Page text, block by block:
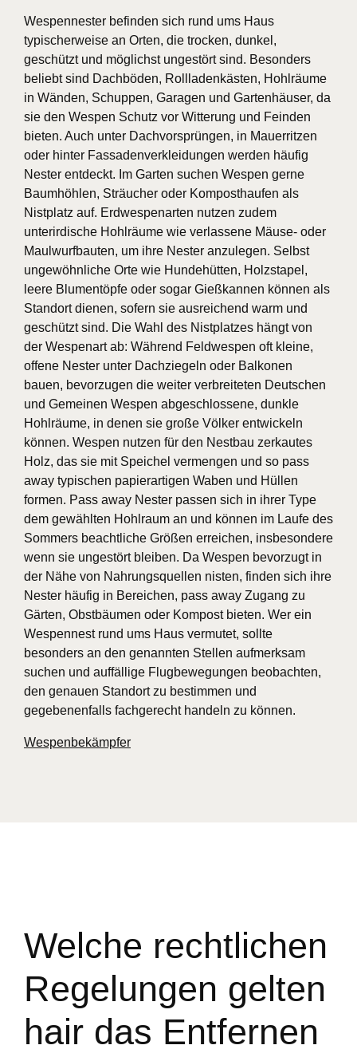
Wespennester befinden sich rund ums Haus
typischerweise an Orten, die trocken, dunkel,
geschützt und möglichst ungestört sind. Besonders
beliebt sind Dachböden, Rollladenkästen, Hohlräume
in Wänden, Schuppen, Garagen und Gartenhäuser, da
sie den Wespen Schutz vor Witterung und Feinden
bieten. Auch unter Dachvorsprüngen, in Mauerritzen
oder hinter Fassadenverkleidungen werden häufig
Nester entdeckt. Im Garten suchen Wespen gerne
Baumhöhlen, Sträucher oder Komposthaufen als
Nistplatz auf. Erdwespenarten nutzen zudem
unterirdische Hohlräume wie verlassene Mäuse- oder
Maulwurfbauten, um ihre Nester anzulegen. Selbst
ungewöhnliche Orte wie Hundehütten, Holzstapel,
leere Blumentöpfe oder sogar Gießkannen können als
Standort dienen, sofern sie ausreichend warm und
geschützt sind. Die Wahl des Nistplatzes hängt von
der Wespenart ab: Während Feldwespen oft kleine,
offene Nester unter Dachziegeln oder Balkonen
bauen, bevorzugen die weiter verbreiteten Deutschen
und Gemeinen Wespen abgeschlossene, dunkle
Hohlräume, in denen sie große Völker entwickeln
können. Wespen nutzen für den Nestbau zerkautes
Holz, das sie mit Speichel vermengen und so pass
away typischen papierartigen Waben und Hüllen
formen. Pass away Nester passen sich in ihrer Type
dem gewählten Hohlraum an und können im Laufe des
Sommers beachtliche Größen erreichen, insbesondere
wenn sie ungestört bleiben. Da Wespen bevorzugt in
der Nähe von Nahrungsquellen nisten, finden sich ihre
Nester häufig in Bereichen, pass away Zugang zu
Gärten, Obstbäumen oder Kompost bieten. Wer ein
Wespennest rund ums Haus vermutet, sollte
besonders an den genannten Stellen aufmerksam
suchen und auffällige Flugbewegungen beobachten,
den genauen Standort zu bestimmen und
gegebenenfalls fachgerecht handeln zu können.
Wespenbekämpfer
Welche rechtlichen
Regelungen gelten
hair das Entfernen